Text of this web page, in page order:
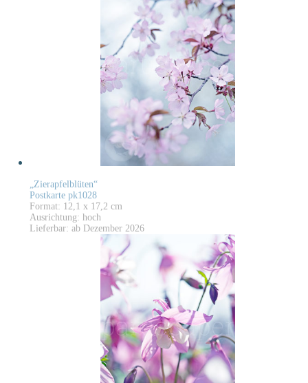
„Zierapfelblüten“
Postkarte pk1028
Format: 12,1 x 17,2 cm
Ausrichtung: hoch
Lieferbar: ab Dezember 2026